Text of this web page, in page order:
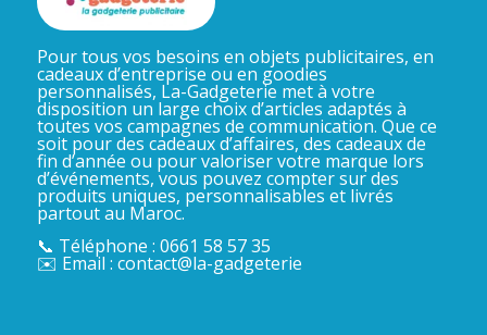
Pour tous vos besoins en objets publicitaires, en
cadeaux d’entreprise ou en goodies
personnalisés, La-Gadgeterie met à votre
disposition un large choix d’articles adaptés à
toutes vos campagnes de communication. Que ce
soit pour des cadeaux d’affaires, des cadeaux de
fin d’année ou pour valoriser votre marque lors
d’événements, vous pouvez compter sur des
produits uniques, personnalisables et livrés
partout au Maroc.
📞 Téléphone : 0661 58 57 35
✉️ Email : contact@la-gadgeterie